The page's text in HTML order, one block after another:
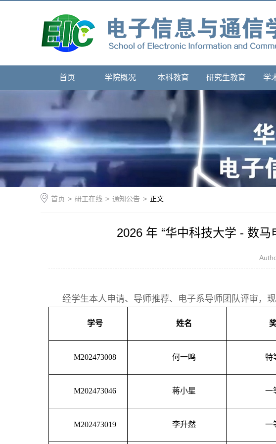
首页 学院概况 本科教育 研究生教育 学
首页 > 研工在线 > 通知公告 > 正文
2026 年 “华中科技大学 - 数
经学生本人申请、导师推荐、电子系导师团队评审，
学号 姓名
M202473008 何一鸣 特
M202473046 蒋小星 一
M202473019 李升然 一